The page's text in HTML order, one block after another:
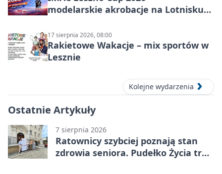
modelarskie akrobacje na Lotnisku
17 sierpnia 2026, 08:00
Rakietowe Wakacje – mix sportów w
Lesznie
Kolejne wydarzenia
Ostatnie Artykuły
7 sierpnia 2026
Ratownicy szybciej poznają stan
zdrowia seniora. Pudełko Życia trafi